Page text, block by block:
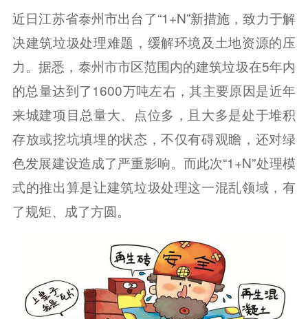
近日江苏省泰州市出台了“1+N”新措施，致力于解
决建筑垃圾处理难题，缓解环境及土地资源的压
力。据悉，泰州市市区范围内的建筑垃圾在5年内
的总量达到了1600万吨左右，其主要原因是近年
来城建项目总量大、点位多，且大多是处于堆积
存放或挖坑填埋的状态，不仅有碍观瞻，还对绿
色发展建设造成了严重影响。而此次“1+N”处理模
式的推出算是让建筑垃圾处理这一混乱领域，有
了规矩、成了方圆。